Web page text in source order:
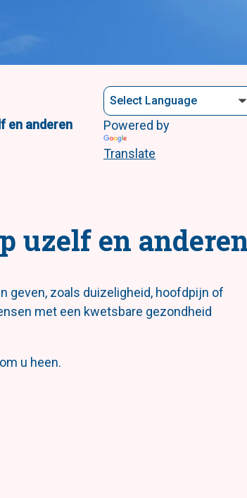
en anderen
Powered by
Translate
uzelf en
geven, zoals duizeligheid, hoofdpijn of
met een kwetsbare gezondheid
u heen.